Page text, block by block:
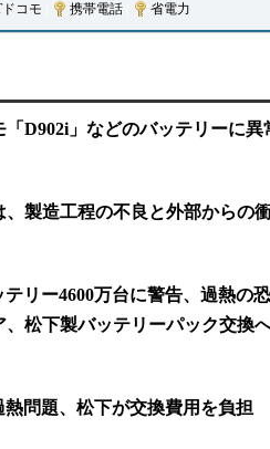
コモ 携帯電話 省電力
「D902i」などのバッテリーに
、製造工程の不良と外部からの
リー4600万台に警告、過熱の
、松下製バッテリーパック交換
問題、松下が交換費用を負担